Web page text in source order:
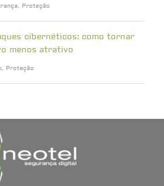
, Proteção
cibernéticos: como tornar
menos atrativo
, Proteção